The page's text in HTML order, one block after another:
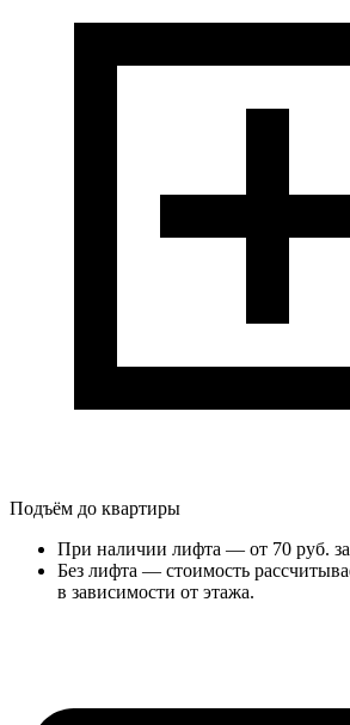
Подъём до квартиры
При наличии лифта — от 70 руб. за
Без лифта — стоимость
в зависимости от этажа.